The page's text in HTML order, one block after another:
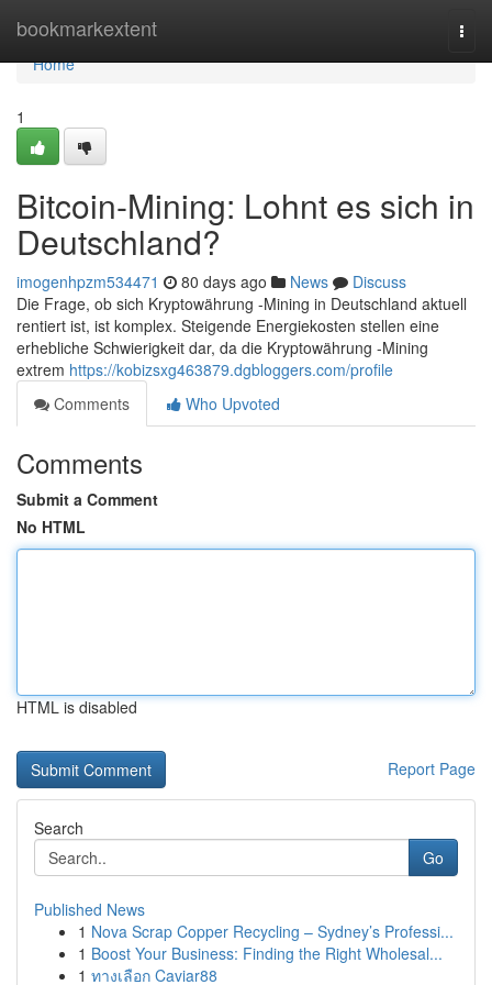
bookmarkextent
Home
Home
1
Bitcoin-Mining: Lohnt es sich in
Deutschland?
imogenhpzm534471 80 days ago News
Discuss
Die Frage, ob sich Kryptowährung -Mining in Deutschland aktuell
rentiert ist, ist komplex. Steigende Energiekosten stellen eine
erhebliche Schwierigkeit dar, da die Kryptowährung -Mining
extrem https://kobizsxg463879.dgbloggers.com/profile
Comments
Who Upvoted
Comments
Submit a Comment
No HTML
HTML is disabled
Report Page
Search
Go
Published News
1 Nova Scrap Copper Recycling – Sydney’s Professi...
1 Boost Your Business: Finding the Right Wholesal...
1 ทางเลือก Caviar88